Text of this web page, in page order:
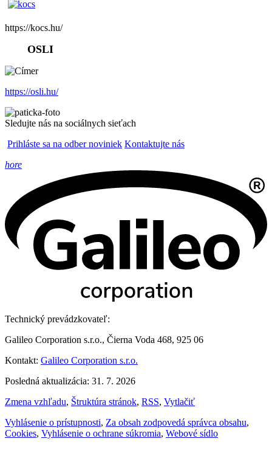
https://kocs.hu/
OSLI
https://osli.hu/
Sledujte nás na sociálnych sieťach
Prihláste sa na odber noviniek Kontaktujte nás
hore
Technický prevádzkovateľ:
Galileo Corporation s.r.o., Čierna Voda 468, 925 06
Kontakt: Galileo Corporation s.r.o.
Posledná aktualizácia: 31. 7. 2026
Zmena vzhľadu, Štruktúra stránok, RSS, Vytlačiť
Vyhlásenie o prístupnosti, Za obsah zodpovedá správca obsahu,
Cookies, Vyhlásenie o ochrane súkromia, Webové sídlo